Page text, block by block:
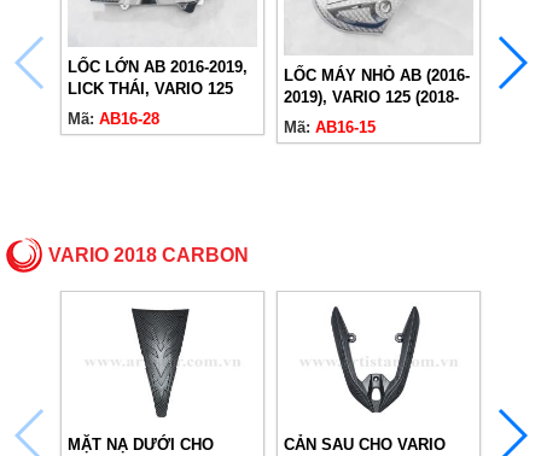
LỐC LỚN AB 2016-2019,
LICK THÁI, VARIO 125
(2018-2024)
Mã: AB16-28
LỐC MÁY NHỎ AB (2016-
2019), VARIO 125 (2018-
2024)
Mã: AB16-15
VARIO 2018 CARBON
MẶT NẠ DƯỚI CHO
CẢN SAU CHO VARIO
DÈ